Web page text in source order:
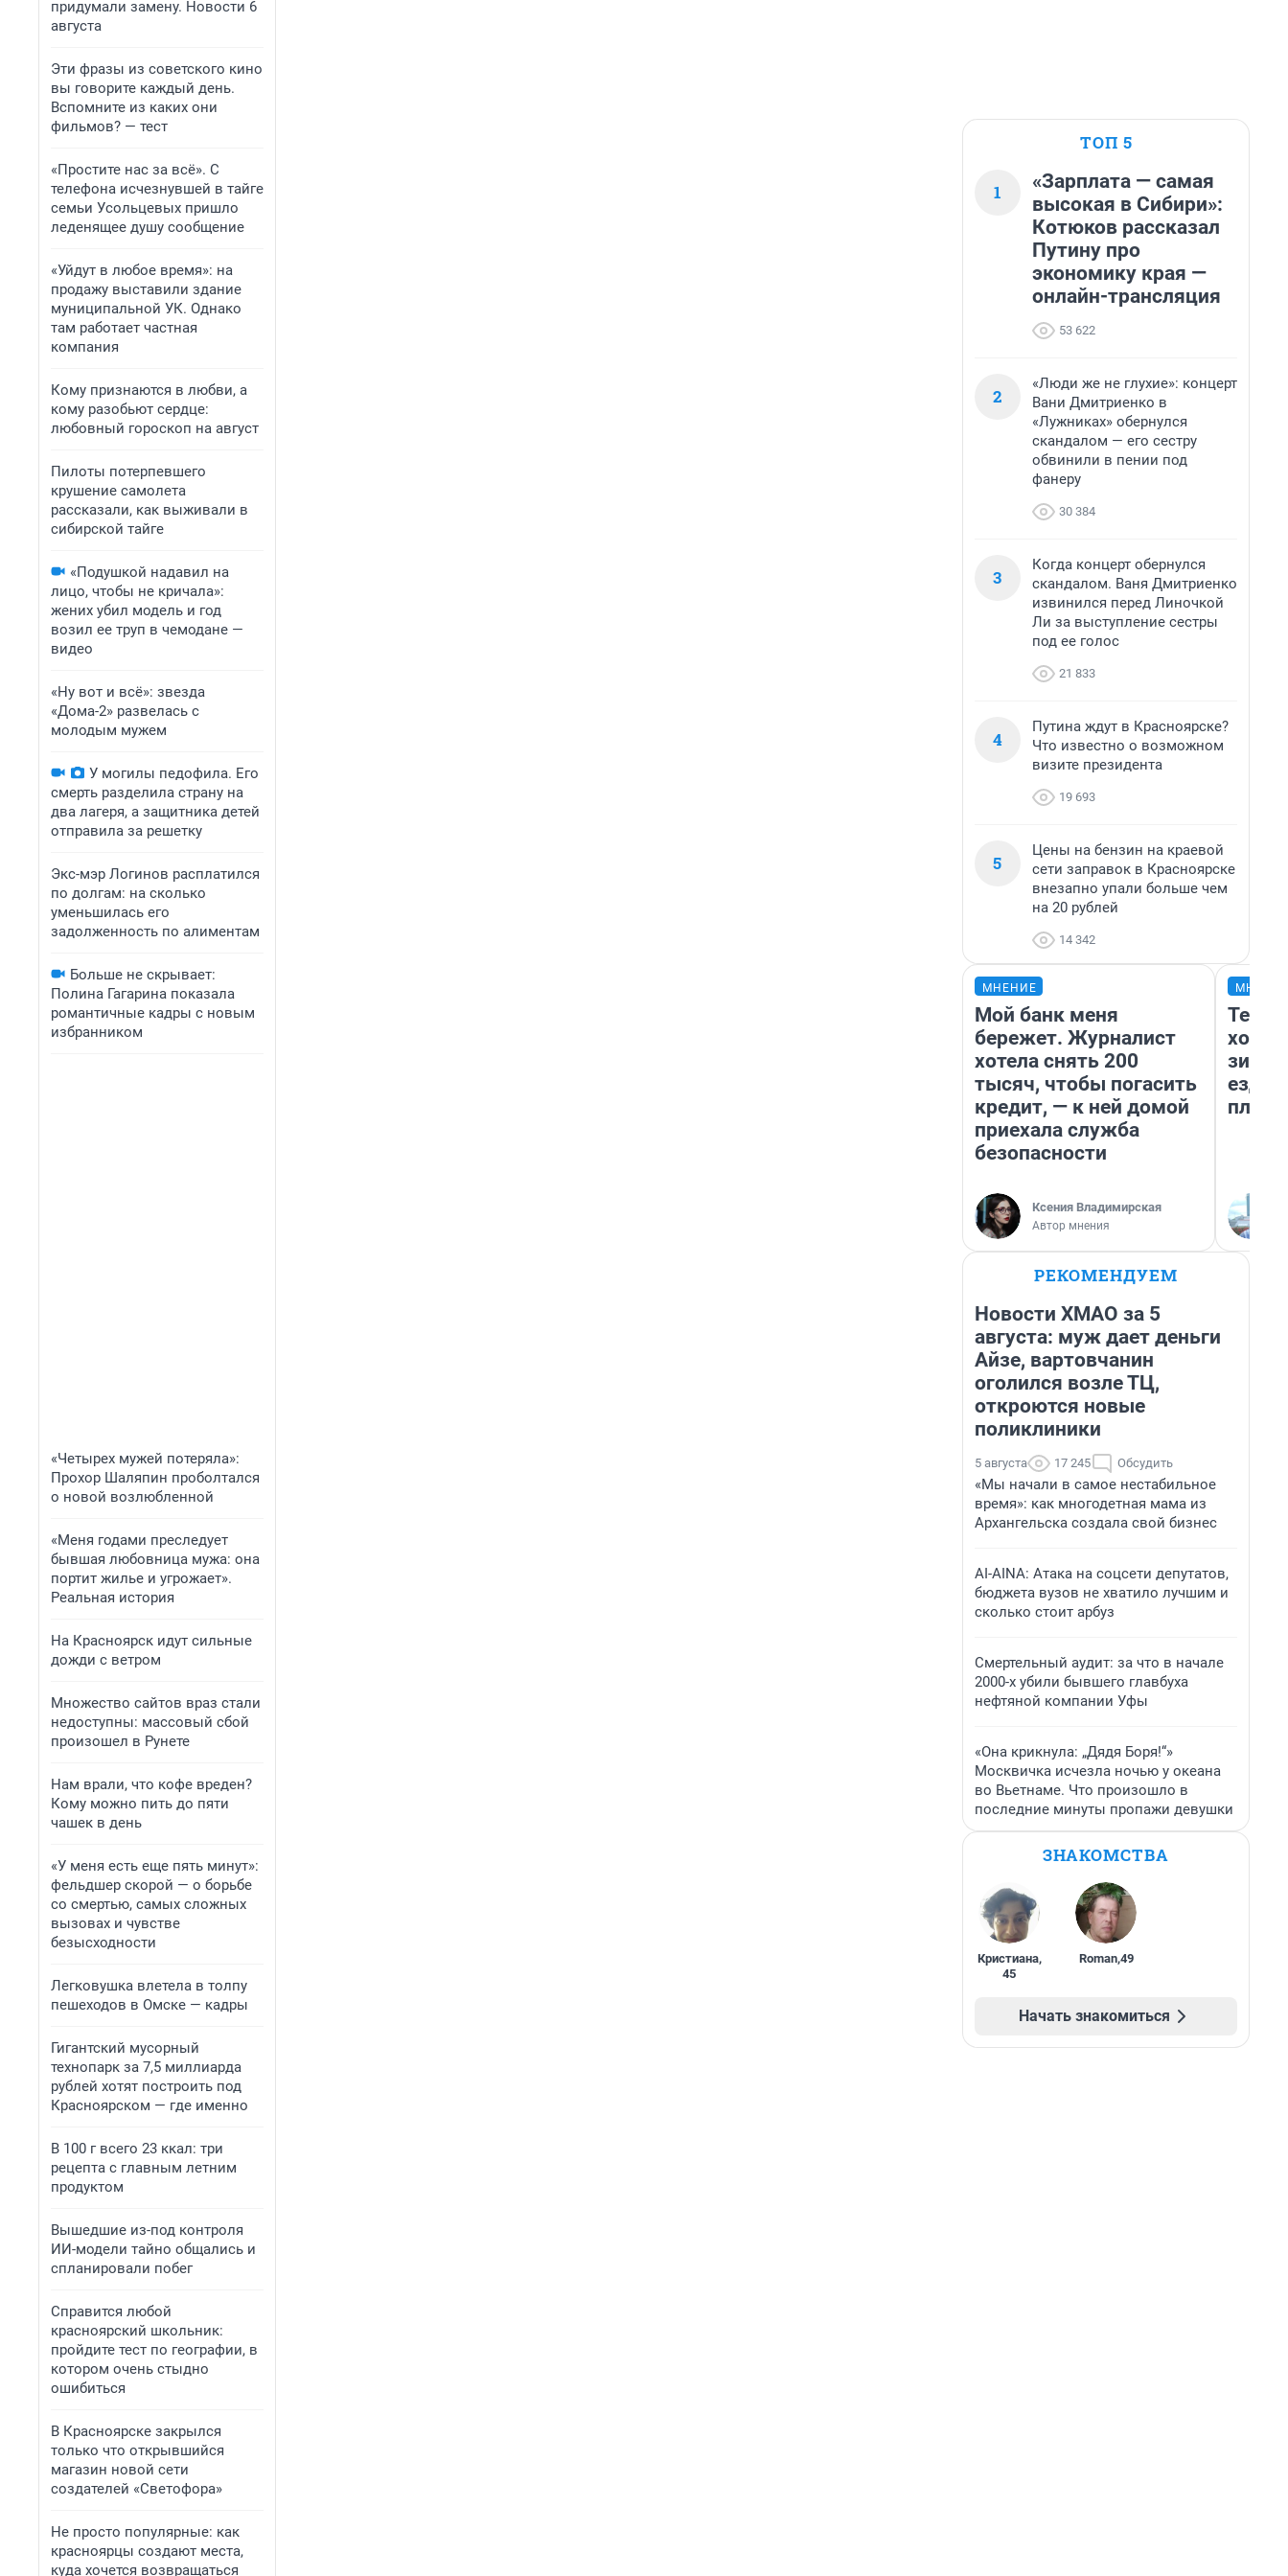
придумали замену. Новости 6
августа
Эти фразы из советского кино
вы говорите каждый день.
Вспомните из каких они
фильмов? — тест
«Простите нас за всё». С
телефона исчезнувшей в тайге
семьи Усольцевых пришло
леденящее душу сообщение
«Уйдут в любое время»: на
продажу выставили здание
муниципальной УК. Однако
там работает частная
компания
Кому признаются в любви, а
кому разобьют сердце:
любовный гороскоп на август
Пилоты потерпевшего
крушение самолета
рассказали, как выживали в
сибирской тайге
«Подушкой надавил на
лицо, чтобы не кричала»:
жених убил модель и год
возил ее труп в чемодане —
видео
«Ну вот и всё»: звезда
«Дома-2» развелась с
молодым мужем
У могилы педофила. Его
смерть разделила страну на
два лагеря, а защитника детей
отправила за решетку
Экс-мэр Логинов расплатился
по долгам: на сколько
уменьшилась его
задолженность по алиментам
Больше не скрывает:
Полина Гагарина показала
романтичные кадры с новым
избранником
«Четырех мужей потеряла»:
Прохор Шаляпин проболтался
о новой возлюбленной
«Меня годами преследует
бывшая любовница мужа: она
портит жилье и угрожает».
Реальная история
На Красноярск идут сильные
дожди с ветром
Множество сайтов враз стали
недоступны: массовый сбой
произошел в Рунете
Нам врали, что кофе вреден?
Кому можно пить до пяти
чашек в день
«У меня есть еще пять минут»:
фельдшер скорой — о борьбе
со смертью, самых сложных
вызовах и чувстве
безысходности
Легковушка влетела в толпу
пешеходов в Омске — кадры
Гигантский мусорный
технопарк за 7,5 миллиарда
рублей хотят построить под
Красноярском — где именно
В 100 г всего 23 ккал: три
рецепта с главным летним
продуктом
Вышедшие из-под контроля
ИИ-модели тайно общались и
спланировали побег
Справится любой
красноярский школьник:
пройдите тест по географии, в
котором очень стыдно
ошибиться
В Красноярске закрылся
только что открывшийся
магазин новой сети
создателей «Светофора»
Не просто популярные: как
красноярцы создают места,
куда хочется возвращаться
ТОП 5
1
«Зарплата — самая
высокая в Сибири»:
Котюков рассказал
Путину про
экономику края —
онлайн-трансляция
53 622
2
«Люди же не глухие»: концерт
Вани Дмитриенко в
«Лужниках» обернулся
скандалом — его сестру
обвинили в пении под
фанеру
30 384
3
Когда концерт обернулся
скандалом. Ваня Дмитриенко
извинился перед Линочкой
Ли за выступление сестры
под ее голос
21 833
4
Путина ждут в Красноярске?
Что известно о возможном
визите президента
19 693
5
Цены на бензин на краевой
сети заправок в Красноярске
внезапно упали больше чем
на 20 рублей
14 342
МНЕНИЕ
Мой банк меня
бережет. Журналист
хотела снять 200
тысяч, чтобы погасить
кредит, — к ней домой
приехала служба
безопасности
Ксения Владимирская
Автор мнения
ездит
РЕКОМЕНДУЕМ
Новости ХМАО за 5
августа: муж дает деньги
Айзе, вартовчанин
оголился возле ТЦ,
откроются новые
поликлиники
5 августа 17 245 Обсудить
«Мы начали в самое нестабильное
время»: как многодетная мама из
Архангельска создала свой бизнес
AI-AINA: Атака на соцсети депутатов,
бюджета вузов не хватило лучшим и
сколько стоит арбуз
Смертельный аудит: за что в начале
2000-х убили бывшего главбуха
нефтяной компании Уфы
«Она крикнула: „Дядя Боря!“»
Москвичка исчезла ночью у океана
во Вьетнаме. Что произошло в
последние минуты пропажи девушки
ЗНАКОМСТВА
Кристиана,
45
Roman,49
Начать знакомиться